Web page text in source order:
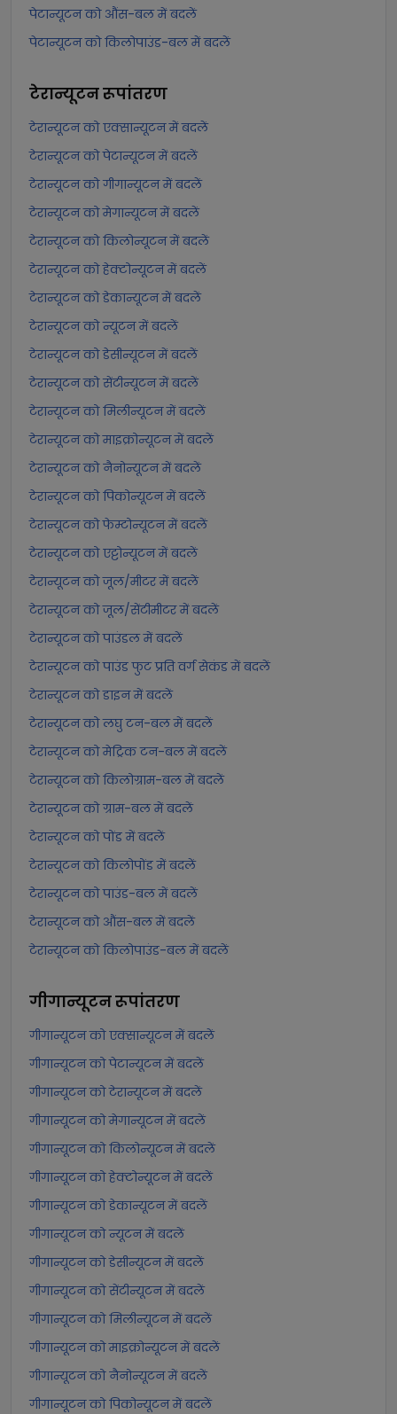
पेटान्यूटन को औंस-बल में बदलें
पेटान्यूटन को किलोपाउंड-बल में बदलें
टेरान्यूटनरूपांतरण
टेरान्यूटन को एक्सान्यूटन में बदलें
टेरान्यूटन को पेटान्यूटन में बदलें
टेरान्यूटन को गीगान्यूटन में बदलें
टेरान्यूटन को मेगान्यूटन में बदलें
टेरान्यूटन को किलोन्यूटन में बदलें
टेरान्यूटन को हेक्टोन्यूटन में बदलें
टेरान्यूटन को डेकान्यूटन में बदलें
टेरान्यूटन को न्यूटन में बदलें
टेरान्यूटन को डेसीन्यूटन में बदलें
टेरान्यूटन को सेंटीन्यूटन में बदलें
टेरान्यूटन को मिलीन्यूटन में बदलें
टेरान्यूटन को माइक्रोन्यूटन में बदलें
टेरान्यूटन को नैनोन्यूटन में बदलें
टेरान्यूटन को पिकोन्यूटन में बदलें
टेरान्यूटन को फेम्टोन्यूटन में बदलें
टेरान्यूटन को एट्टोन्यूटन में बदलें
टेरान्यूटन को जूल/मीटर में बदलें
टेरान्यूटन को जूल/सेंटीमीटर में बदलें
टेरान्यूटन को पाउंडल में बदलें
टेरान्यूटन को पाउंड फुट प्रति वर्ग सेकंड में बदलें
टेरान्यूटन को डाइन में बदलें
टेरान्यूटन को लघु टन-बल में बदलें
टेरान्यूटन को मेट्रिक टन-बल में बदलें
टेरान्यूटन को किलोग्राम-बल में बदलें
टेरान्यूटन को ग्राम-बल में बदलें
टेरान्यूटन को पोंड में बदलें
टेरान्यूटन को किलोपोंड में बदलें
टेरान्यूटन को पाउंड-बल में बदलें
टेरान्यूटन को औंस-बल में बदलें
टेरान्यूटन को किलोपाउंड-बल में बदलें
गीगान्यूटनरूपांतरण
गीगान्यूटन को एक्सान्यूटन में बदलें
गीगान्यूटन को पेटान्यूटन में बदलें
गीगान्यूटन को टेरान्यूटन में बदलें
गीगान्यूटन को मेगान्यूटन में बदलें
गीगान्यूटन को किलोन्यूटन में बदलें
गीगान्यूटन को हेक्टोन्यूटन में बदलें
गीगान्यूटन को डेकान्यूटन में बदलें
गीगान्यूटन को न्यूटन में बदलें
गीगान्यूटन को डेसीन्यूटन में बदलें
गीगान्यूटन को सेंटीन्यूटन में बदलें
गीगान्यूटन को मिलीन्यूटन में बदलें
गीगान्यूटन को माइक्रोन्यूटन में बदलें
गीगान्यूटन को नैनोन्यूटन में बदलें
गीगान्यूटन को पिकोन्यूटन में बदलें